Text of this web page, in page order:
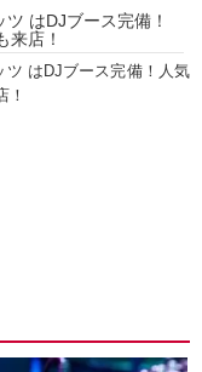
ツ はDJブース完備！
来店！
ツ はDJブース完備！人気
！